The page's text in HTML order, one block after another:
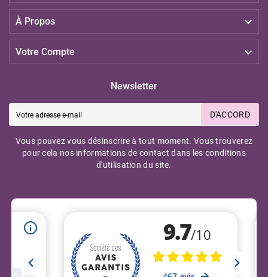
À Propos 
Votre Compte 
Newsletter
D'ACCORD
Vous pouvez vous désinscrire à tout moment. Vous trouverez
pour cela nos informations de contact dans les conditions
d'utilisation du site.